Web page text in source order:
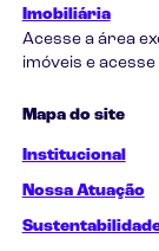
Imobiliária
Acesse a área
imóveis e
Mapa do site
Institucional
Nossa Atuação